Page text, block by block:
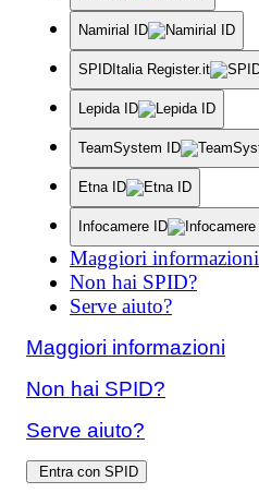
Namirial ID
SPIDItalia Register.it
Lepida ID
TeamSystem ID
Etna ID
Infocamere ID
Maggiori informazioni
Non hai SPID?
Serve aiuto?
Maggiori informazioni
Non hai SPID?
Serve aiuto?
Entra con SPID